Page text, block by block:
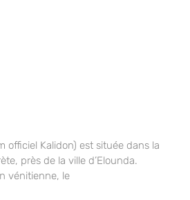
officiel Kalidon) est située dans la
près de la ville d’Elounda.
vénitienne, le